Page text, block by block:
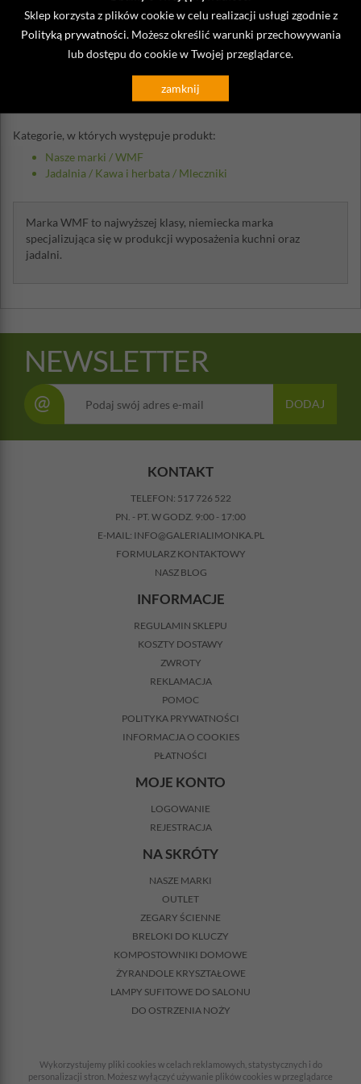
Sklep korzysta z plików cookie w celu realizacji usługi zgodnie z
Polityką prywatności. Możesz określić warunki przechowywania
lub dostępu do cookie w Twojej przeglądarce.
zamknij
Opinie o Mlecznik Barista WMF
Kategorie, w których występuje produkt:
Nasze marki /WMF
Jadalnia / Kawa i herbata / Mleczniki
Marka WMF to najwyższej klasy, niemiecka marka
specjalizująca się w produkcji wyposażenia kuchni oraz
jadalni.
NEWSLETTER
@ DODAJ
KONTAKT
TELEFON: 517 726 522
PN. - PT. W GODZ. 9:00 - 17:00
E-MAIL: INFO@GALERIALIMONKA.PL
FORMULARZ KONTAKTOWY
NASZ BLOG
INFORMACJE
REGULAMIN SKLEPU
KOSZTY DOSTAWY
ZWROTY
REKLAMACJA
POMOC
POLITYKA PRYWATNOŚCI
INFORMACJA O COOKIES
PŁATNOŚCI
MOJE KONTO
LOGOWANIE
REJESTRACJA
NA SKRÓTY
NASZE MARKI
OUTLET
ZEGARY ŚCIENNE
BRELOKI DO KLUCZY
KOMPOSTOWNIKI DOMOWE
ŻYRANDOLE KRYSZTAŁOWE
LAMPY SUFITOWE DO SALONU
DO OSTRZENIA NOŻY
Wykorzystujemy pliki cookies w celach reklamowych, statystycznych i do
personalizacji stron. Możesz wyłączyć używanie plików cookies w przeglądarce